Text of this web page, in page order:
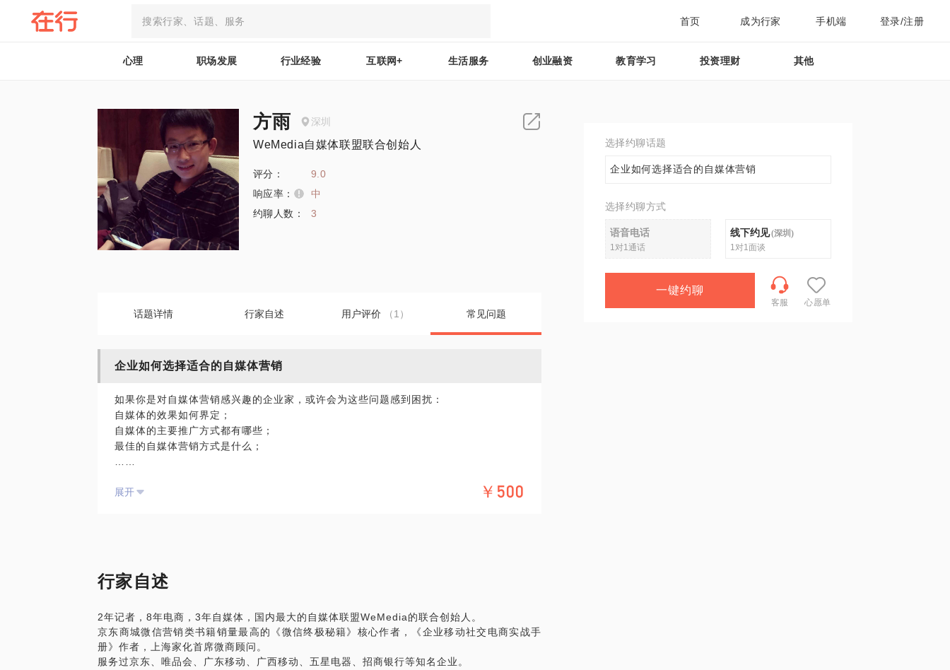
首页 成为行家 手机端 登录/注册
心理 职场发展 行业经验 互联网+ 生活服务 创业融资 教育学习 投资理财 其他
方雨 深圳
WeMedia自媒体联盟联合创始人
评分：
9.0
响应率：
中
约聊人数：
3
话题详情 行家自述 用户评价 （1） 常见问题
企业如何选择适合的自媒体营销
如果你是对自媒体营销感兴趣的企业家，或许会为这些问题感到困扰：
自媒体的效果如何界定；
自媒体的主要推广方式都有哪些；
最佳的自媒体营销方式是什么；
方面，能为你提供帮助。
自媒体的作用在哪里；
有哪些成功的自媒体营销案例。
题。请把你的问题提前发给我，方便我做更精细的准备，提升见面效率。期待与你的见
面！
展开 ￥500
行家自述
2年记者，8年电商，3年自媒体，国内最大的自媒体联盟WeMedia的联合创始人。
京东商城微信营销类书籍销量最高的《微信终极秘籍》核心作者，《企业移动社交电商实战手
册》作者，上海家化首席微商顾问。
服务过京东、唯品会、广东移动、广西移动、五星电器、招商银行等知名企业。
选择约聊话题
企业如何选择适合的自媒体营销
选择约聊方式
语音电话
1对1通话
线下约见(深圳 )
1对1面谈
一键约聊
客服 心愿单